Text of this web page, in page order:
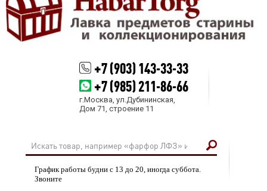
+7 (903) 143-33-33
+7 (985) 211-86-66
г.Москва, ул.Дубининская,
Дом 71, строение 11
График работы будни с 13 до 20, иногда суббота.
Звоните